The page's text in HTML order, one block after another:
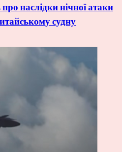
наслідки нічної атаки
судну